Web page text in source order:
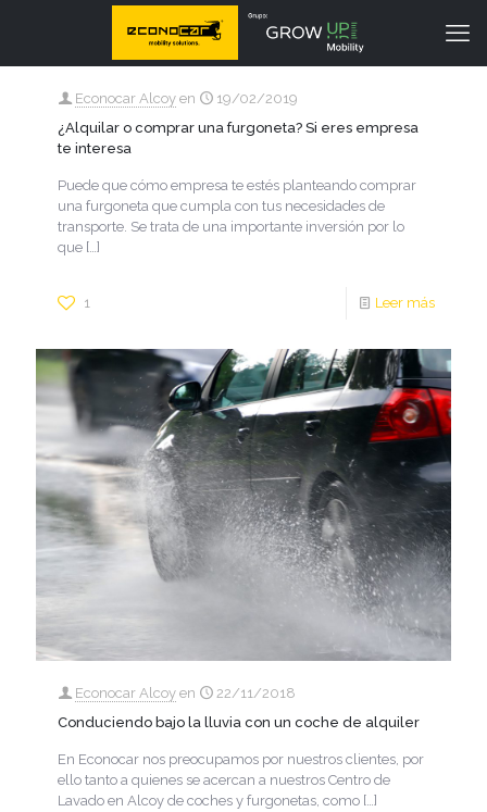
Econocar Alcoy en
19/02/2019
¿Alquilar o comprar una furgoneta? Si eres empresa
te interesa
Puede que cómo empresa te estés planteando comprar
una furgoneta que cumpla con tus necesidades de
transporte. Se trata de una importante inversión por lo
que […]
1 Leer más
Econocar Alcoy en
22/11/2018
Conduciendo bajo la lluvia con un coche de alquiler
En Econocar nos preocupamos por nuestros clientes, por
ello tanto a quienes se acercan a nuestros Centro de
Lavado en Alcoy de coches y furgonetas, como […]